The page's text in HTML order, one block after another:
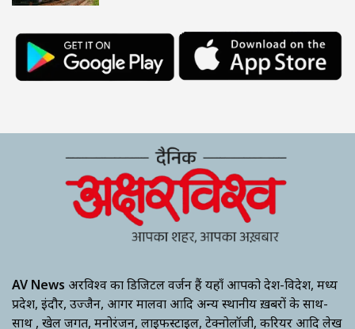
AV News अक्षरविश्व का डिजिटल वर्जन हैं यहाँ आपको देश-विदेश, मध्य
प्रदेश, इंदौर, उज्जैन, आगर मालवा आदि अन्य स्थानीय ख़बरों के साथ-
साथ , खेल जगत, मनोरंजन, लाइफस्टाइल, टेक्नोलॉजी, करियर आदि लेख